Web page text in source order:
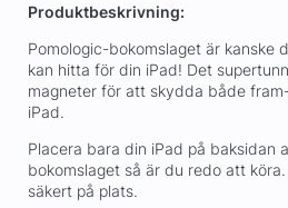
Produktbeskrivning:
Pomologic-bokomslaget är kanske
kan hitta för din iPad! Det
magneter för att skydda både
iPad.
Placera bara din iPad på baksidan
bokomslaget så är du redo att
säkert på plats.